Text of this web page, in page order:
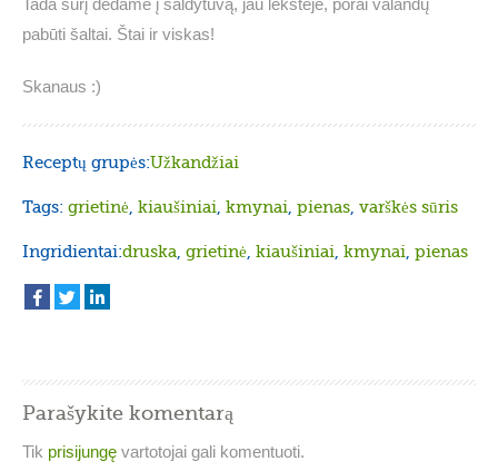
pabūti šaltai. Štai ir viskas!
Skanaus :)
Receptų grupės:Užkandžiai
Tags: grietinė kiaušiniai kmynai pienas varškės sūris
Ingridientai:druska grietinė kiaušiniai kmynai pienas
Parašykite komentarą
Tik prisijungę vartotojai gali komentuoti.